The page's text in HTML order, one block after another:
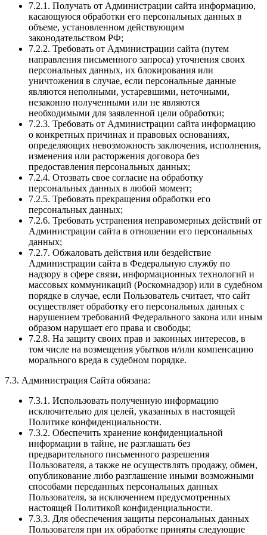
7.2.1. Получать от Администрации сайта информацию,
касающуюся обработки его персональных данных в
объеме, установленном действующим
законодательством РФ;
7.2.2. Требовать от Администрации сайта (путем
направления письменного запроса) уточнения своих
персональных данных, их блокирования или
уничтожения в случае, если персональные данные
являются неполными, устаревшими, неточными,
незаконно полученными или не являются
необходимыми для заявленной цели обработки;
7.2.3. Требовать от Администрации сайта информацию
о конкретных причинах и правовых основаниях,
определяющих невозможность заключения, исполнения,
изменения или расторжения договора без
предоставления персональных данных;
7.2.4. Отозвать свое согласие на обработку
персональных данных в любой момент;
7.2.5. Требовать прекращения обработки его
персональных данных;
7.2.6. Требовать устранения неправомерных действий от
Администрации сайта в отношении его персональных
данных;
7.2.7. Обжаловать действия или бездействие
Администрации сайта в Федеральную службу по
надзору в сфере связи, информационных технологий и
массовых коммуникаций (Роскомнадзор) или в судебном
порядке в случае, если Пользователь считает, что сайт
осуществляет обработку его персональных данных с
нарушением требований Федерального закона или иным
образом нарушает его права и свободы;
7.2.8. На защиту своих прав и законных интересов, в
том числе на возмещения убытков и/или компенсацию
морального вреда в судебном порядке.
7.3. Администрация Сайта обязана:
7.3.1. Использовать полученную информацию
исключительно для целей, указанных в настоящей
Политике конфиденциальности.
7.3.2. Обеспечить хранение конфиденциальной
информации в тайне, не разглашать без
предварительного письменного разрешения
Пользователя, а также не осуществлять продажу, обмен,
опубликование либо разглашение иными возможными
способами переданных персональных данных
Пользователя, за исключением предусмотренных
настоящей Политикой конфиденциальности.
7.3.3. Для обеспечения защиты персональных данных
Пользователя при их обработке приняты следующие